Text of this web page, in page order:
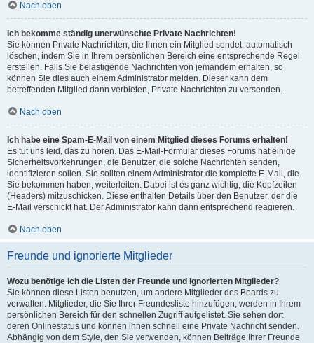
Nach oben
Ich bekomme ständig unerwünschte Private Nachrichten!
Sie können Private Nachrichten, die Ihnen ein Mitglied sendet, automatisch
löschen, indem Sie in Ihrem persönlichen Bereich eine entsprechende Regel
erstellen. Falls Sie belästigende Nachrichten von jemandem erhalten, so
können Sie dies auch einem Administrator melden. Dieser kann dem
betreffenden Mitglied dann verbieten, Private Nachrichten zu versenden.
Nach oben
Ich habe eine Spam-E-Mail von einem Mitglied dieses Forums erhalten!
Es tut uns leid, das zu hören. Das E-Mail-Formular dieses Forums hat einige
Sicherheitsvorkehrungen, die Benutzer, die solche Nachrichten senden,
identifizieren sollen. Sie sollten einem Administrator die komplette E-Mail, die
Sie bekommen haben, weiterleiten. Dabei ist es ganz wichtig, die Kopfzeilen
(Headers) mitzuschicken. Diese enthalten Details über den Benutzer, der die
E-Mail verschickt hat. Der Administrator kann dann entsprechend reagieren.
Nach oben
Freunde und ignorierte Mitglieder
Wozu benötige ich die Listen der Freunde und ignorierten Mitglieder?
Sie können diese Listen benutzen, um andere Mitglieder des Boards zu
verwalten. Mitglieder, die Sie Ihrer Freundesliste hinzufügen, werden in Ihrem
persönlichen Bereich für den schnellen Zugriff aufgelistet. Sie sehen dort
deren Onlinestatus und können ihnen schnell eine Private Nachricht senden.
Abhängig von dem Style, den Sie verwenden, können Beiträge Ihrer Freunde